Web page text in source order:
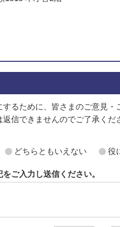
るために、皆さまのご意見・
信できませんのでご了承くだ
どちらともいえない 役
ご入力し送信ください。